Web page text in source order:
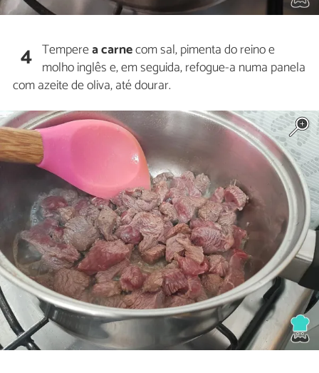
4 Temperea carnecom sal, pimenta do reino e
molho inglês e, em seguida, refogue-a numa panela
com azeite de oliva, até dourar.